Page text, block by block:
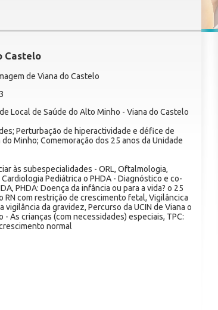
Castelo
de Viana do Castelo
Local de Saúde do Alto Minho - Viana do Castelo
Perturbação de hiperactividade e défice de
Minho; Comemoração dos 25 anos da Unidade
às subespecialidades - ORL, Oftalmologia,
Pediátrica o PHDA - Diagnóstico e co-
PHDA: Doença da infância ou para a vida? o 25
RN com restrição de crescimento fetal, Vigilâncica
da gravidez, Percurso da UCIN de Viana o
As crianças (com necessidades) especiais, TPC:
normal